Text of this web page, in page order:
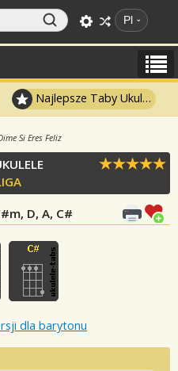
Pl
Najlepsze Taby Ukulele
Si Eres Feliz
D, A, C#
dla barytonu